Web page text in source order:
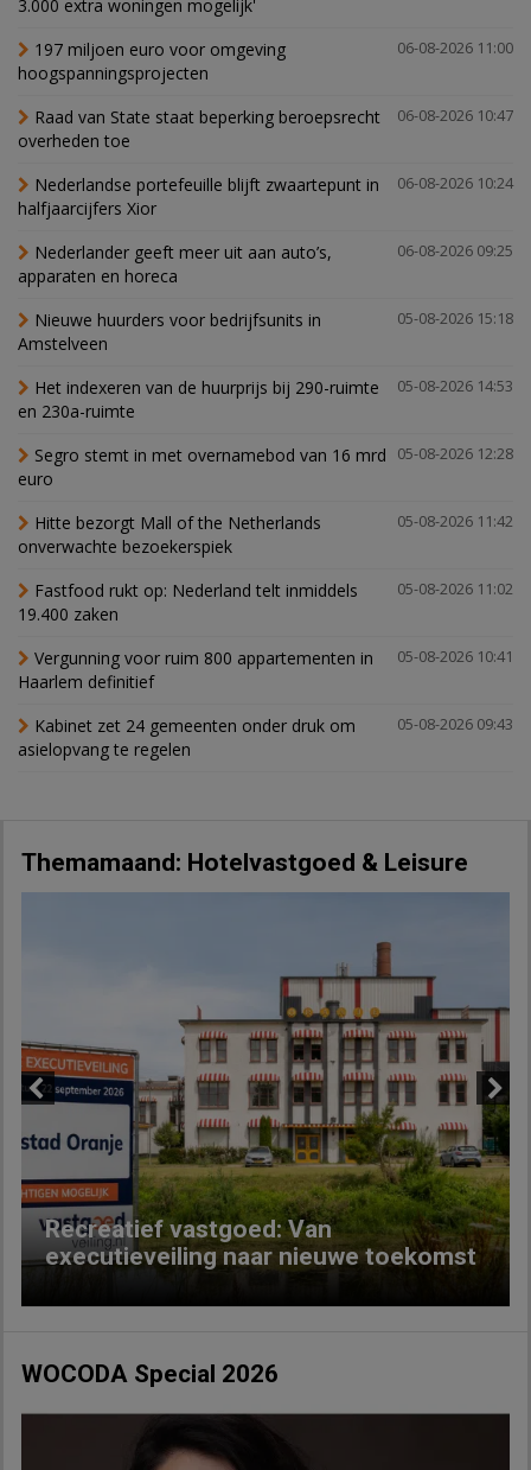
3.000 extra woningen mogelijk'
06-08-2026 11:00
197 miljoen euro voor omgeving
hoogspanningsprojecten
06-08-2026 10:47
Raad van State staat beperking beroepsrecht
overheden toe
06-08-2026 10:24
Nederlandse portefeuille blijft zwaartepunt in
halfjaarcijfers Xior
06-08-2026 09:25
Nederlander geeft meer uit aan auto’s,
apparaten en horeca
05-08-2026 15:18
Nieuwe huurders voor bedrijfsunits in
Amstelveen
05-08-2026 14:53
Het indexeren van de huurprijs bij 290-ruimte
en 230a-ruimte
05-08-2026 12:28
Segro stemt in met overnamebod van 16 mrd
euro
05-08-2026 11:42
Hitte bezorgt Mall of the Netherlands
onverwachte bezoekerspiek
05-08-2026 11:02
Fastfood rukt op: Nederland telt inmiddels
19.400 zaken
05-08-2026 10:41
Vergunning voor ruim 800 appartementen in
Haarlem definitief
05-08-2026 09:43
Kabinet zet 24 gemeenten onder druk om
asielopvang te regelen
Themamaand: Hotelvastgoed & Leisure
Recreatief vastgoed: Van
executieveiling naar nieuwe toekomst
Next
WOCODA Special 2026